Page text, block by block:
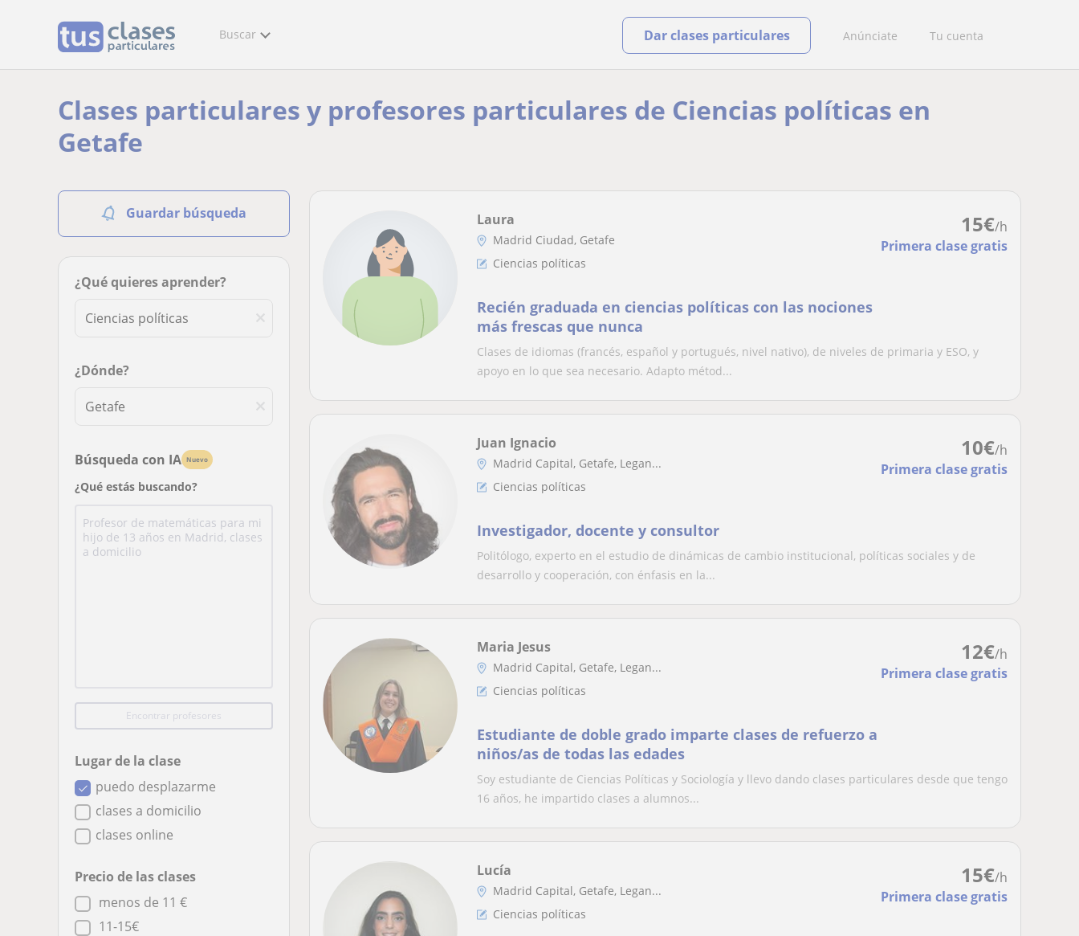
Buscar Anúnciate Tu cuenta
Dar clases particulares
Clases particulares y profesores particulares de Ciencias políticas en
Getafe
Guardar búsqueda
¿Qué quieres aprender?
¿Dónde?
Búsqueda con IA Nuevo
¿Qué estás buscando?
Encontrar profesores
Lugar de la clase
puedo desplazarme
clases a domicilio
clases online
Precio de las clases
menos de 11 €
11-15€
15€/h
Primera clase gratis
Laura
Madrid Ciudad, Getafe
Ciencias políticas
Recién graduada en ciencias políticas con las nociones
más frescas que nunca
Clases de idiomas (francés, español y portugués, nivel nativo), de niveles de primaria y ESO, y
apoyo en lo que sea necesario. Adapto métod...
10€/h
Primera clase gratis
Juan Ignacio
Madrid Capital, Getafe, Legan...
Ciencias políticas
Investigador, docente y consultor
Politólogo, experto en el estudio de dinámicas de cambio institucional, políticas sociales y de
desarrollo y cooperación, con énfasis en la...
12€/h
Primera clase gratis
Maria Jesus
Madrid Capital, Getafe, Legan...
Ciencias políticas
Estudiante de doble grado imparte clases de refuerzo a
niños/as de todas las edades
Soy estudiante de Ciencias Políticas y Sociología y llevo dando clases particulares desde que tengo
16 años, he impartido clases a alumnos...
15€/h
Primera clase gratis
Lucía
Madrid Capital, Getafe, Legan...
Ciencias políticas